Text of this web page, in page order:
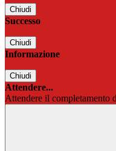
Chiudi
Successo
Chiudi
Informazione
Chiudi
Attendere...
Attendere il completamento